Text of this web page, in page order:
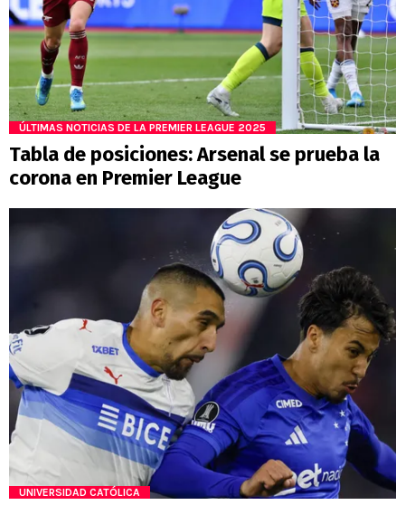
ÚLTIMAS NOTICIAS DE LA PREMIER LEAGUE 2025
Tabla de posiciones: Arsenal se prueba la
corona en Premier League
UNIVERSIDAD CATÓLICA